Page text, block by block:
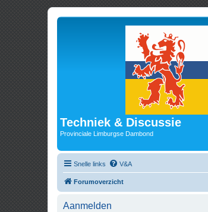
Techniek & Discussie
Provinciale Limburgse Dambond
Snelle links V&A
Forumoverzicht
Aanmelden